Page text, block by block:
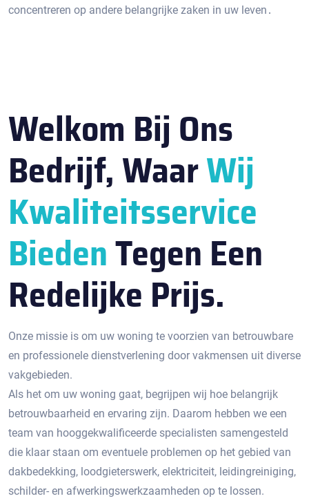
concentreren op andere belangrijke zaken in uw leven․
Welkom Bij Ons
Bedrijf, WaarWij
Kwaliteitsservice
BiedenTegen Een
Redelijke Prijs.
Onze missie is om uw woning te voorzien van betrouwbare
en professionele dienstverlening door vakmensen uit diverse
vakgebieden.
Als het om uw woning gaat, begrijpen wij hoe belangrijk
betrouwbaarheid en ervaring zijn. Daarom hebben we een
team van hooggekwalificeerde specialisten samengesteld
die klaar staan om eventuele problemen op het gebied van
dakbedekking, loodgieterswerk, elektriciteit, leidingreiniging,
schilder- en afwerkingswerkzaamheden op te lossen.